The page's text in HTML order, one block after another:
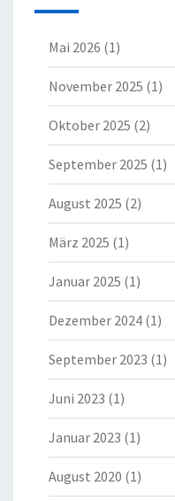
Mai 2026 (1)
November 2025 (1)
Oktober 2025 (2)
September 2025 (1)
August 2025 (2)
März 2025 (1)
Januar 2025 (1)
Dezember 2024 (1)
September 2023 (1)
Juni 2023 (1)
Januar 2023 (1)
August 2020 (1)